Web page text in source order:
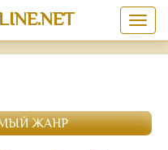
ЖАНР